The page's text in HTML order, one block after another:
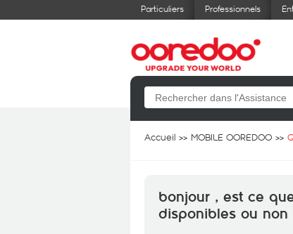
Particuliers Professionnels
Accueil MOBILE OOREDOO
bonjour , est ce
disponibles ou non